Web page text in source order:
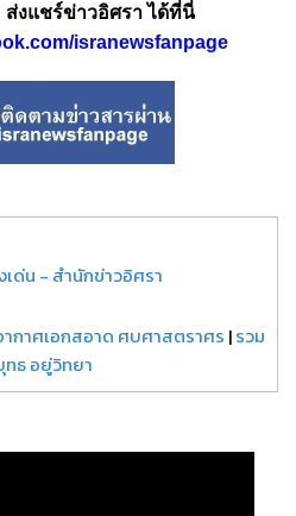
งแชร์ข่าวอิศรา ได้ที่นี่
isranewsfanpage
เด่น - สำนักข่าวอิศรา
ากาศเอกสอาด ศบศาสตราศร |รวม
ทธ อยู่วิทยา